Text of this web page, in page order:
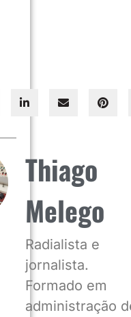
Thiago
Melego
Radialista e
jornalista.
Formado em
administração